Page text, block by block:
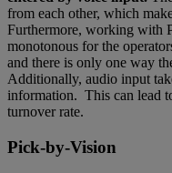
from each other, which
Furthermore, working with
monotonous for the
and there is only one way
Additionally, audio input
information. This can lead
turnover rate.
Pick-by-Vision